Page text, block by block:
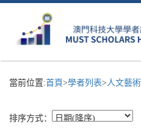
當前位置:首頁>學者列表>人文藝
排序方式：